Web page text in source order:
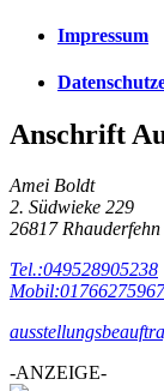
Impressum
Anschrift
Amei Boldt
2. Südwieke 229
26817 Rhauderfehn
Tel.:049528905238
-ANZEIGE-